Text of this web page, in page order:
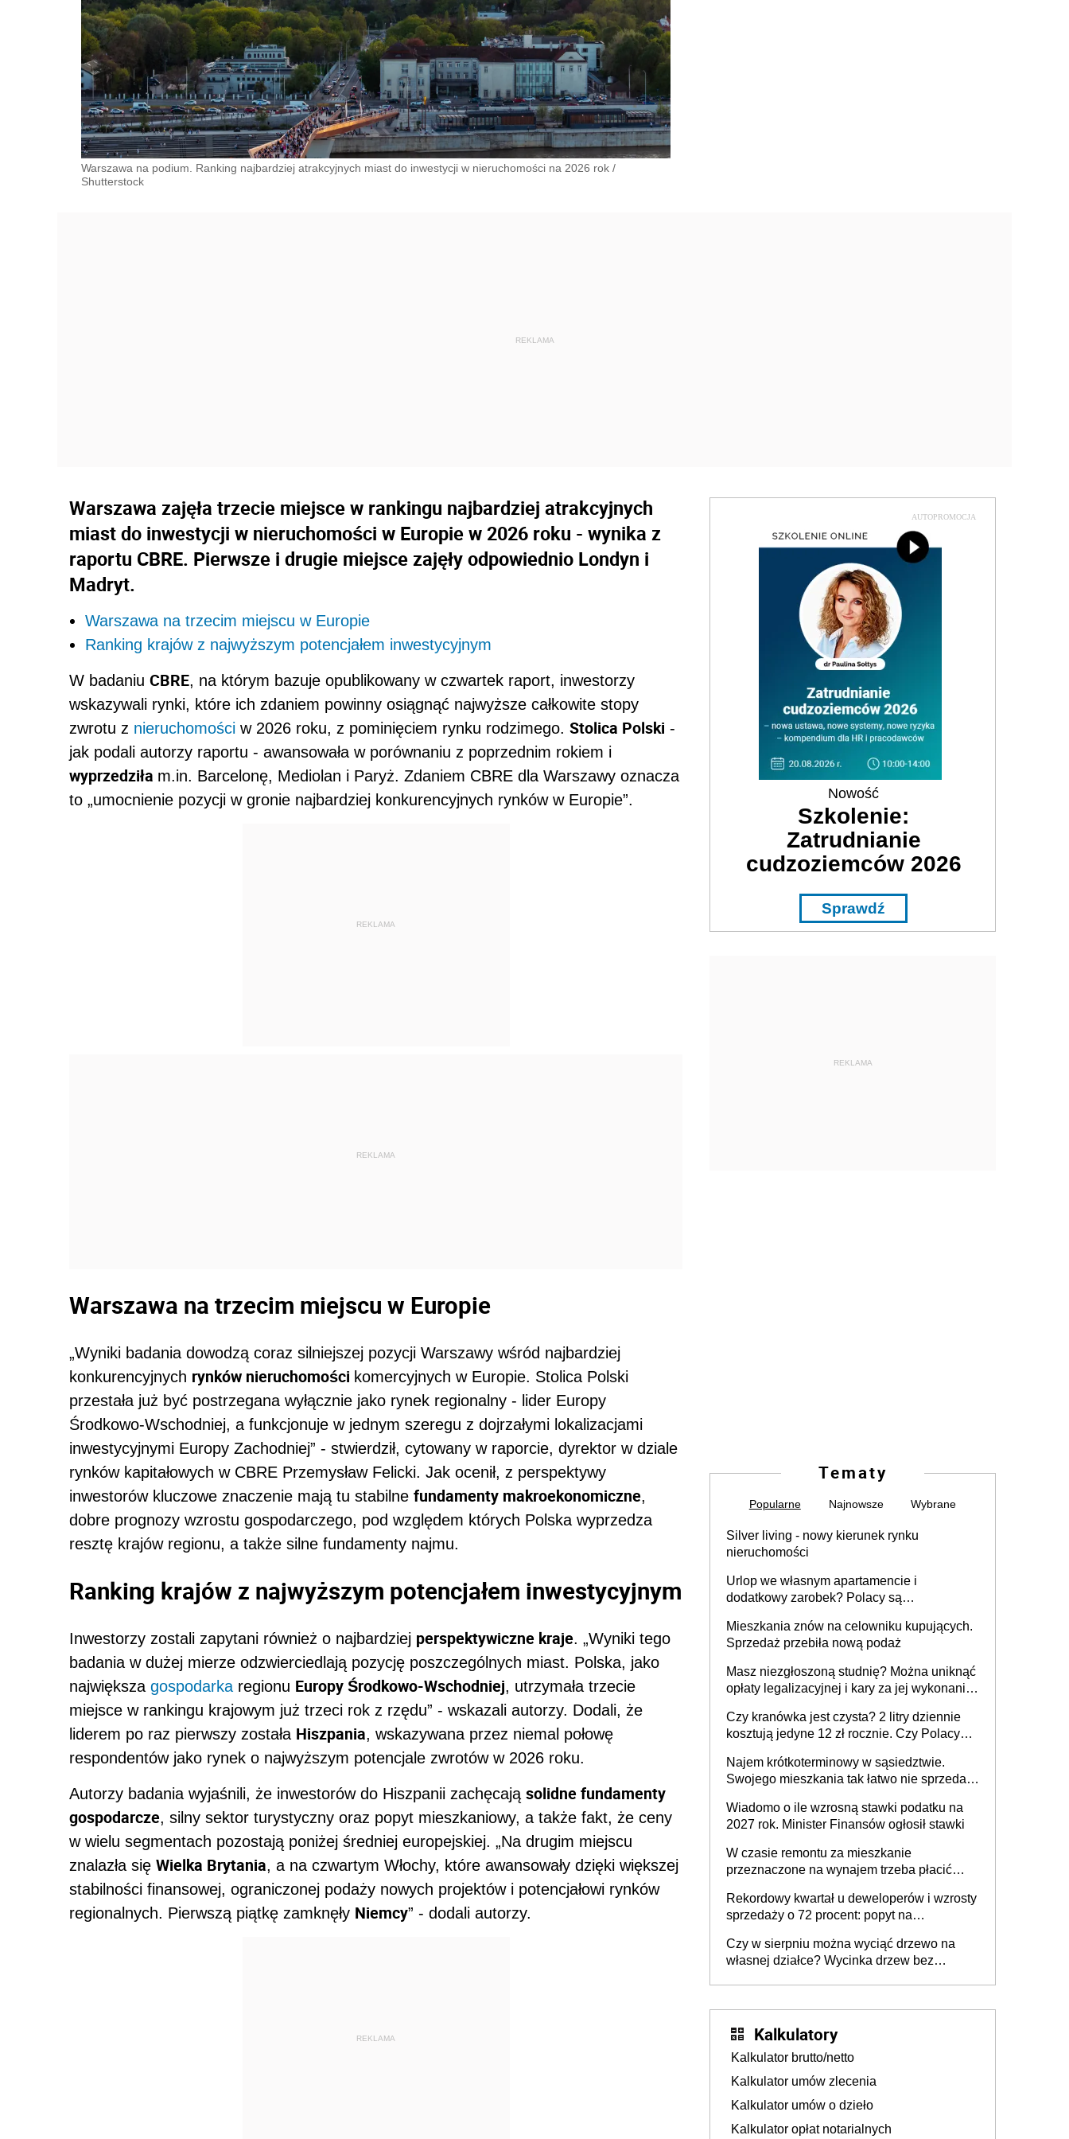
Warszawa na podium. Ranking najbardziej atrakcyjnych miast do inwestycji w nieruchomości na 2026 rok /
Shutterstock
Warszawa zajęła trzecie miejsce w rankingu najbardziej atrakcyjnych
miast do inwestycji w nieruchomości w Europie w 2026 roku - wynika z
raportu CBRE. Pierwsze i drugie miejsce zajęły odpowiednio Londyn i
Madryt.
Warszawa na trzecim miejscu w Europie
Ranking krajów z najwyższym potencjałem inwestycyjnym
W badaniu CBRE, na którym bazuje opublikowany w czwartek raport, inwestorzy
wskazywali rynki, które ich zdaniem powinny osiągnąć najwyższe całkowite stopy
zwrotu z nieruchomości w 2026 roku, z pominięciem rynku rodzimego. Stolica Polski -
jak podali autorzy raportu - awansowała w porównaniu z poprzednim rokiem i
wyprzedziła m.in. Barcelonę, Mediolan i Paryż. Zdaniem CBRE dla Warszawy oznacza
to „umocnienie pozycji w gronie najbardziej konkurencyjnych rynków w Europie”.
REKLAMA
REKLAMA
Warszawa na trzecim miejscu w Europie
„Wyniki badania dowodzą coraz silniejszej pozycji Warszawy wśród najbardziej
konkurencyjnych rynków nieruchomości komercyjnych w Europie. Stolica Polski
przestała już być postrzegana wyłącznie jako rynek regionalny - lider Europy
Środkowo-Wschodniej, a funkcjonuje w jednym szeregu z dojrzałymi lokalizacjami
inwestycyjnymi Europy Zachodniej” - stwierdził, cytowany w raporcie, dyrektor w dziale
rynków kapitałowych w CBRE Przemysław Felicki. Jak ocenił, z perspektywy
inwestorów kluczowe znaczenie mają tu stabilne fundamenty makroekonomiczne,
dobre prognozy wzrostu gospodarczego, pod względem których Polska wyprzedza
resztę krajów regionu, a także silne fundamenty najmu.
Ranking krajów z najwyższym potencjałem inwestycyjnym
Inwestorzy zostali zapytani również o najbardziej perspektywiczne kraje. „Wyniki tego
badania w dużej mierze odzwierciedlają pozycję poszczególnych miast. Polska, jako
największa gospodarka regionu Europy Środkowo-Wschodniej, utrzymała trzecie
miejsce w rankingu krajowym już trzeci rok z rzędu” - wskazali autorzy. Dodali, że
liderem po raz pierwszy została Hiszpania, wskazywana przez niemal połowę
respondentów jako rynek o najwyższym potencjale zwrotów w 2026 roku.
Autorzy badania wyjaśnili, że inwestorów do Hiszpanii zachęcają solidne fundamenty
gospodarcze, silny sektor turystyczny oraz popyt mieszkaniowy, a także fakt, że ceny
w wielu segmentach pozostają poniżej średniej europejskiej. „Na drugim miejscu
znalazła się Wielka Brytania, a na czwartym Włochy, które awansowały dzięki większej
stabilności finansowej, ograniczonej podaży nowych projektów i potencjałowi rynków
regionalnych. Pierwszą piątkę zamknęły Niemcy” - dodali autorzy.
REKLAMA
AUTOPROMOCJA
Nowość
Szkolenie:
Zatrudnianie
cudzoziemców 2026
Sprawdź
REKLAMA
Tematy
Popularne Najnowsze Wybrane
Silver living - nowy kierunek rynku
nieruchomości
Urlop we własnym apartamencie i
dodatkowy zarobek? Polacy są
Mieszkania znów na celowniku kupujących.
Sprzedaż przebiła nową podaż
Masz niezgłoszoną studnię? Można uniknąć
opłaty legalizacyjnej i kary za jej wykonanie,
Czy kranówka jest czysta? 2 litry dziennie
kosztują jedyne 12 zł rocznie. Czy Polacy
Najem krótkoterminowy w sąsiedztwie.
Swojego mieszkania tak łatwo nie sprzedaż
Wiadomo o ile wzrosną stawki podatku na
2027 rok. Minister Finansów ogłosił stawki
W czasie remontu za mieszkanie
przeznaczone na wynajem trzeba płacić
realizuje w nim potrzeb mieszkaniowych
Rekordowy kwartał u deweloperów i wzrosty
sprzedaży o 72 procent: popyt na
Czy w sierpniu można wyciąć drzewo na
własnej działce? Wycinka drzew bez
Kalkulatory
Kalkulator brutto/netto
Kalkulator umów zlecenia
Kalkulator umów o dzieło
Kalkulator opłat notarialnych